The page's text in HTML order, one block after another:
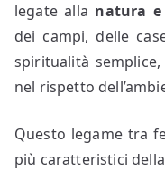
legate alla natura
dei campi, delle
spiritualità
nel rispetto
Questo legame tra
più caratteristici